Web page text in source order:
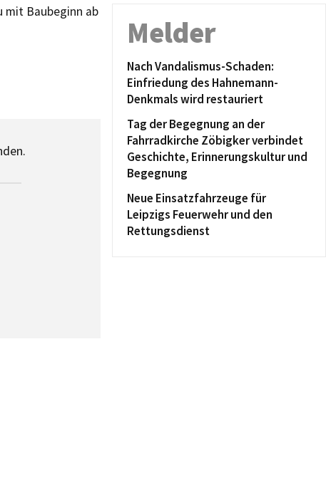
Baubeginn ab
Melder
Nach Vandalismus-Schaden:
Einfriedung des Hahnemann-
Denkmals wird restauriert
Tag der Begegnung an der
Fahrradkirche Zöbigker verbindet
Geschichte, Erinnerungskultur und
Begegnung
Neue Einsatzfahrzeuge für
Leipzigs Feuerwehr und den
Rettungsdienst